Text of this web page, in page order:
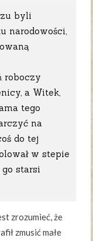
byli
narodowości,
roboczy
a Witek,
tego
na
do tej
w stepie
go starsi
zrozumieć, że
zmusić małe